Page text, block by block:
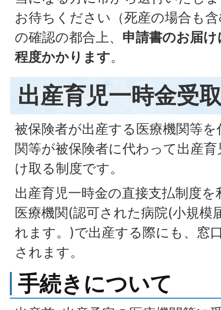
お待ちください（死産の場合も
の確認の都合上、 申請書のお届
程度かかります。
出産育児一時金受
被保険者が出産する医療機関等
関等が被保険者に代わって出産
け取る制度です。
出産育児一時金の直接支払制度
医療機関(認可された病院(小規模
れます。)で出産する際にも、窓
されます。
手続きについて